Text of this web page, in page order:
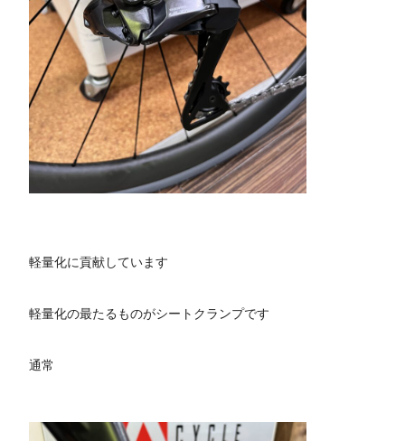
軽量化に貢献しています
軽量化の最たるものがシートクランプです
通常